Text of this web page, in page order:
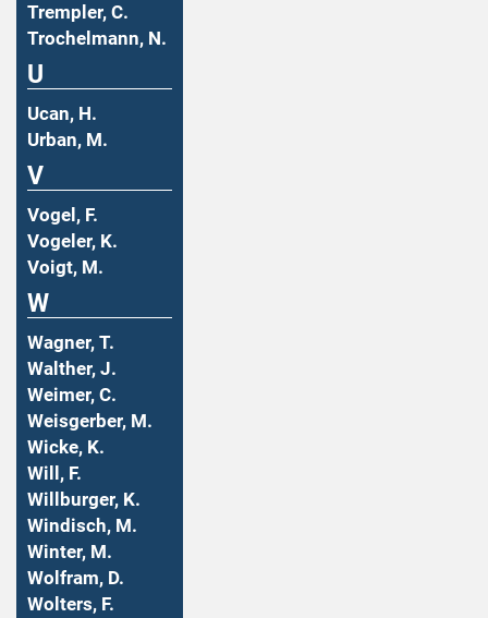
Trempler, C.
Trochelmann, N.
U
Ucan, H.
Urban, M.
V
Vogel, F.
Vogeler, K.
Voigt, M.
W
Wagner, T.
Walther, J.
Weimer, C.
Weisgerber, M.
Wicke, K.
Will, F.
Willburger, K.
Windisch, M.
Winter, M.
Wolfram, D.
Wolters, F.